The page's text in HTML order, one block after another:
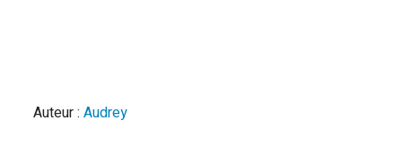
Auteur :Audrey